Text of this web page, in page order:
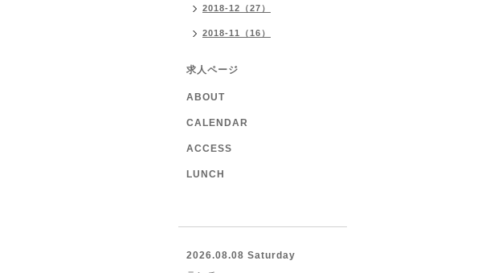
2018-12（27）
2018-11（16）
求人ページ
ABOUT
CALENDAR
ACCESS
LUNCH
2026.08.08 Saturday